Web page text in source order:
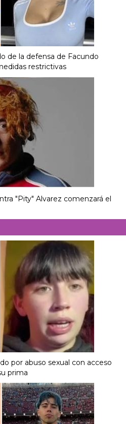
de la defensa de Facundo
restrictivas
"Pity" Alvarez comenzará el
por abuso sexual con acceso
prima